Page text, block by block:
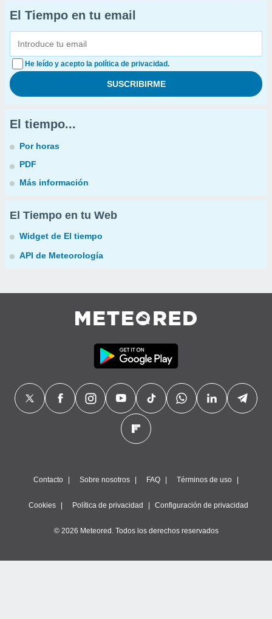
El Tiempo en tu email
He leído y acepto la política de privacidad.
El tiempo...
Por horas
PDF
Más información
El Tiempo en tu Web
Widget de El tiempo
API de Meteorología
Contacto Sobre nosotros FAQ Términos de uso
Cookies Política de privacidad Configuración de privacidad
© 2026 Meteored. Todos los derechos reservados